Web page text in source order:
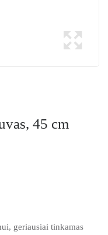
45 cm
geriausiai tinkamas